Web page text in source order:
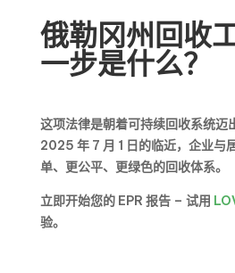
俄勒冈州回收
一步是什么？
这项法律是朝着可持续回收系统迈
2025 年 7 月 1 日的临近，企业与
单、更公平、更绿色的回收体系。
立即开始您的 EPR 报告 – 试用
验。